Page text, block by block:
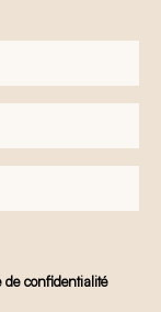
de confidentialité